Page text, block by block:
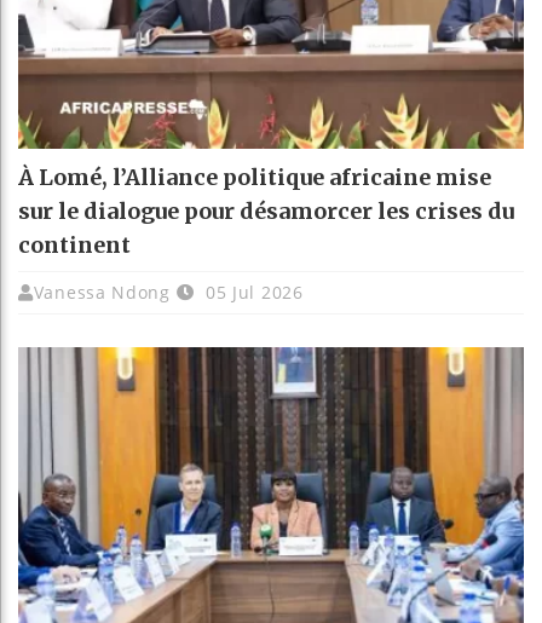
À Lomé, l’Alliance politique africaine mise
sur le dialogue pour désamorcer les crises du
continent
Vanessa Ndong 05 Jul 2026